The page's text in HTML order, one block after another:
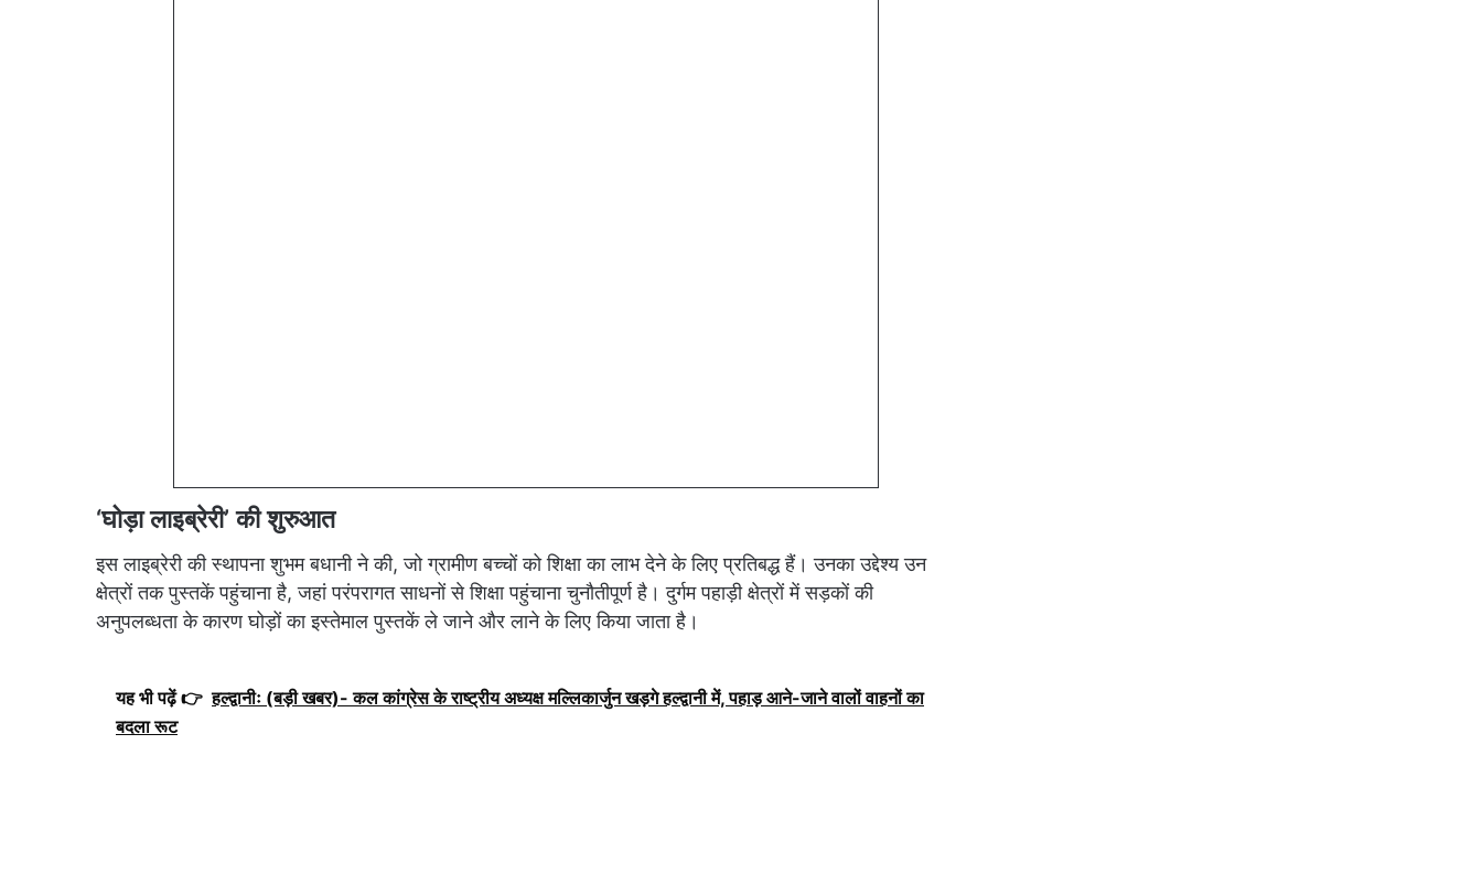
‘घोड़ा लाइब्रेरी’ की शुरुआत
इस लाइब्रेरी की स्थापना शुभम बधानी ने की, जो ग्रामीण बच्चों को शिक्षा का लाभ देने के लिए प्रतिबद्ध हैं। उनका उद्देश्य उन
क्षेत्रों तक पुस्तकें पहुंचाना है, जहां परंपरागत साधनों से शिक्षा पहुंचाना चुनौतीपूर्ण है। दुर्गम पहाड़ी क्षेत्रों में सड़कों की
अनुपलब्धता के कारण घोड़ों का इस्तेमाल पुस्तकें ले जाने और लाने के लिए किया जाता है।
यह भी पढ़ें 👉 हल्द्वानीः (बड़ी खबर)- कल कांग्रेस के राष्ट्रीय अध्यक्ष मल्लिकार्जुन खड़गे हल्द्वानी में, पहाड़ आने-जाने वालों वाहनों का
बदला रूट